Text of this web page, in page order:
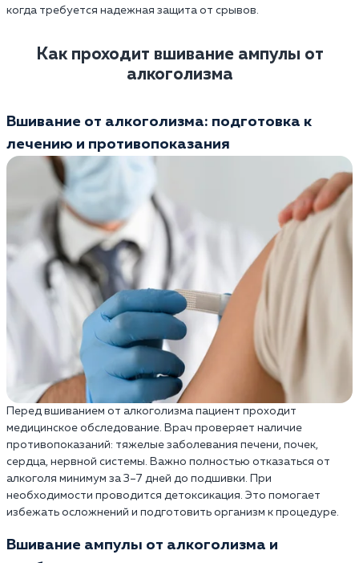
когда требуется надежная защита от срывов.
Как проходит вшивание ампулы от
алкоголизма
Вшивание от алкоголизма: подготовка к
лечению и противопоказания
Перед вшиванием от алкоголизма пациент проходит
медицинское обследование. Врач проверяет наличие
противопоказаний: тяжелые заболевания печени, почек,
сердца, нервной системы. Важно полностью отказаться от
алкоголя минимум за 3–7 дней до подшивки. При
необходимости проводится детоксикация. Это помогает
избежать осложнений и подготовить организм к процедуре.
Вшивание ампулы от алкоголизма и